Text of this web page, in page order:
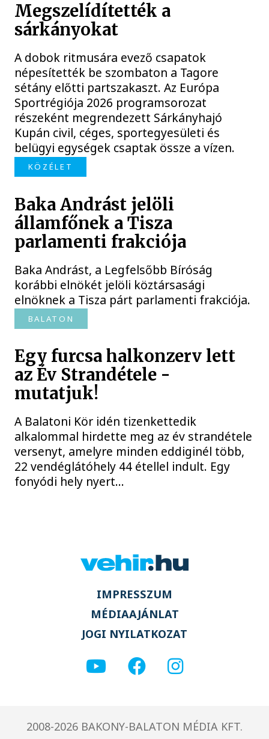
Megszelídítették a
sárkányokat
A dobok ritmusára evező csapatok
népesítették be szombaton a Tagore
sétány előtti partszakaszt. Az Európa
Sportrégiója 2026 programsorozat
részeként megrendezett Sárkányhajó
Kupán civil, céges, sportegyesületi és
belügyi egységek csaptak össze a vízen.
KÖZÉLET
Baka Andrást jelöli
államfőnek a Tisza
parlamenti frakciója
Baka Andrást, a Legfelsőbb Bíróság
korábbi elnökét jelöli köztársasági
elnöknek a Tisza párt parlamenti frakciója.
BALATON
Egy furcsa halkonzerv lett
az Év Strandétele -
mutatjuk!
A Balatoni Kör idén tizenkettedik
alkalommal hirdette meg az év strandétele
versenyt, amelyre minden eddiginél több,
22 vendéglátóhely 44 étellel indult. Egy
fonyódi hely nyert...
IMPRESSZUM
MÉDIAAJÁNLAT
JOGI NYILATKOZAT
2008-2026 BAKONY-BALATON MÉDIA KFT.